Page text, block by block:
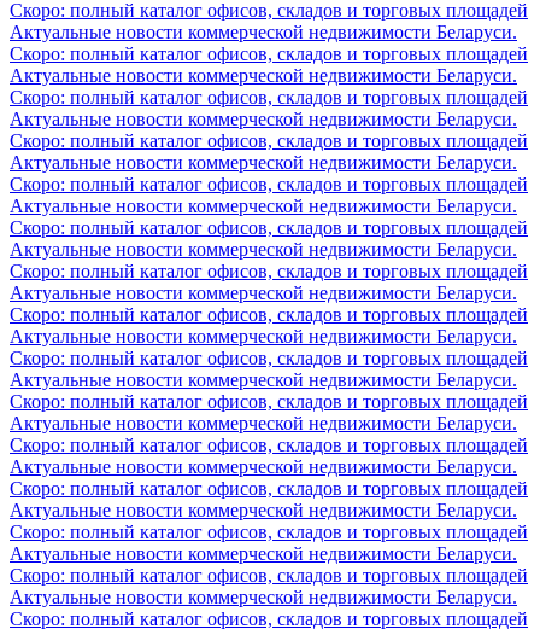
Скоро: полный каталог офисов, складов и торговых площадей
Актуальные новости коммерческой недвижимости Беларуси.
Скоро: полный каталог офисов, складов и торговых площадей
Актуальные новости коммерческой недвижимости Беларуси.
Скоро: полный каталог офисов, складов и торговых площадей
Актуальные новости коммерческой недвижимости Беларуси.
Скоро: полный каталог офисов, складов и торговых площадей
Актуальные новости коммерческой недвижимости Беларуси.
Скоро: полный каталог офисов, складов и торговых площадей
Актуальные новости коммерческой недвижимости Беларуси.
Скоро: полный каталог офисов, складов и торговых площадей
Актуальные новости коммерческой недвижимости Беларуси.
Скоро: полный каталог офисов, складов и торговых площадей
Актуальные новости коммерческой недвижимости Беларуси.
Скоро: полный каталог офисов, складов и торговых площадей
Актуальные новости коммерческой недвижимости Беларуси.
Скоро: полный каталог офисов, складов и торговых площадей
Актуальные новости коммерческой недвижимости Беларуси.
Скоро: полный каталог офисов, складов и торговых площадей
Актуальные новости коммерческой недвижимости Беларуси.
Скоро: полный каталог офисов, складов и торговых площадей
Актуальные новости коммерческой недвижимости Беларуси.
Скоро: полный каталог офисов, складов и торговых площадей
Актуальные новости коммерческой недвижимости Беларуси.
Скоро: полный каталог офисов, складов и торговых площадей
Актуальные новости коммерческой недвижимости Беларуси.
Скоро: полный каталог офисов, складов и торговых площадей
Актуальные новости коммерческой недвижимости Беларуси.
Скоро: полный каталог офисов, складов и торговых площадей